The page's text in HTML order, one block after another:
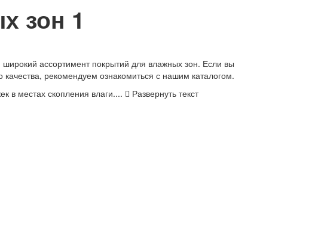
зон 1
ассортимент покрытий для влажных зон. Если вы
рекомендуем ознакомиться с нашим каталогом.
в местах скопления влаги....
Развернуть текст